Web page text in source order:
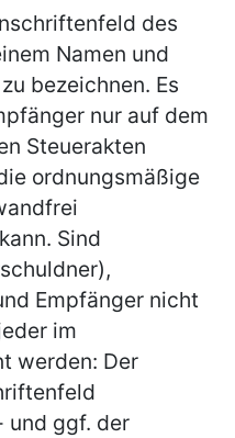
des
Namen und
zu bezeichnen. Es
nur auf dem
Steuerakten
ordnungsmäßige
Sind
Empfänger nicht
im
werden: Der
und ggf. der